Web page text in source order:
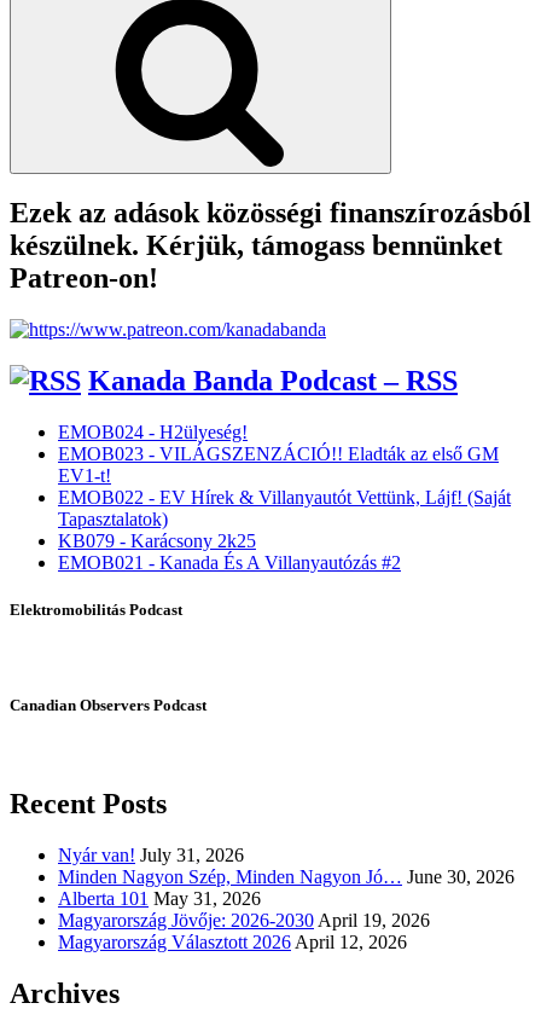
Ezek az adások közösségi finanszírozásból
készülnek. Kérjük, támogass bennünket
Patreon-on!
Kanada Banda Podcast – RSS
EMOB024 - H2ülyeség!
EMOB023 - VILÁGSZENZÁCIÓ!! Eladták az első GM
EV1-t!
EMOB022 - EV Hírek & Villanyautót Vettünk, Lájf! (Saját
Tapasztalatok)
KB079 - Karácsony 2k25
EMOB021 - Kanada És A Villanyautózás #2
Elektromobilitás Podcast
Canadian Observers Podcast
Recent Posts
Nyár van! July 31, 2026
Minden Nagyon Szép, Minden Nagyon Jó… June 30, 2026
Alberta 101 May 31, 2026
Magyarország Jövője: 2026-2030 April 19, 2026
Magyarország Választott 2026 April 12, 2026
Archives